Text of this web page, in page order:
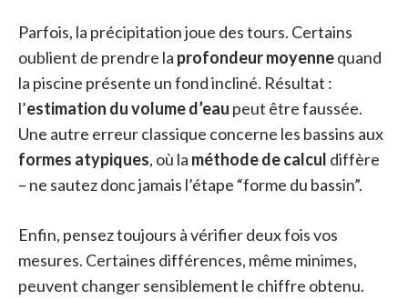
Parfois, la précipitation joue des tours. Certains
oublient de prendre la profondeur moyennequand
la piscine présente un fond incliné. Résultat :
l’estimation du volume d’eau peut être faussée.
Une autre erreur classique concerne les bassins aux
formes atypiques, où la méthode de calcul diffère
– ne sautez donc jamais l’étape “forme du bassin”.
Enfin, pensez toujours à vérifier deux fois vos
mesures. Certaines différences, même minimes,
peuvent changer sensiblement le chiffre obtenu.